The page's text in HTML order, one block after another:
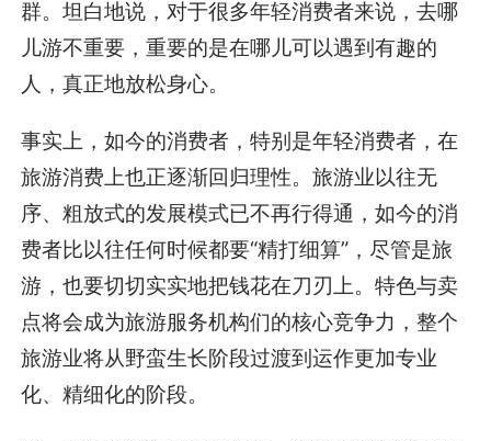
群。坦白地说，对于很多年轻消费者来说，去哪
儿游不重要，重要的是在哪儿可以遇到有趣的
人，真正地放松身心。
事实上，如今的消费者，特别是年轻消费者，在
旅游消费上也正逐渐回归理性。旅游业以往无
序、粗放式的发展模式已不再行得通，如今的消
费者比以往任何时候都要“精打细算”，尽管是旅
游，也要切切实实地把钱花在刀刃上。特色与卖
点将会成为旅游服务机构们的核心竞争力，整个
旅游业将从野蛮生长阶段过渡到运作更加专业
化、精细化的阶段。